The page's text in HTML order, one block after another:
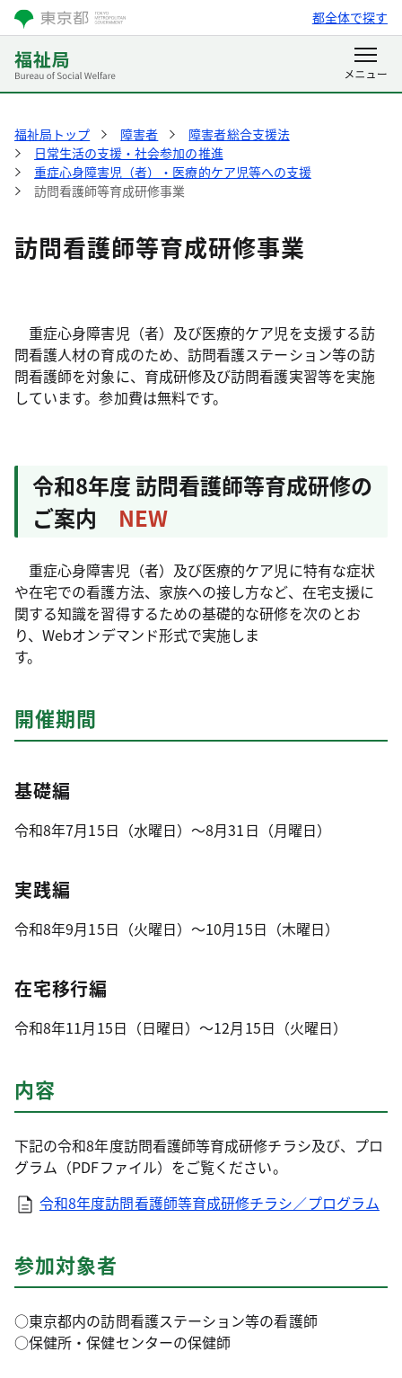
都全体で探す
福祉局トップ 障害者
障害者総合支援法
日常生活の支援・社会参加の推進
重症心身障害児（者）・医療的ケア児等への支援
訪問看護師等育成研修事業
訪問看護師等育成研修事業
重症心身障害児（者）及び医療的ケア児を支援する訪
問看護人材の育成のため、訪問看護ステーション等の訪
問看護師を対象に、育成研修及び訪問看護実習等を実施
しています。参加費は無料です。
令和8年度 訪問看護師等育成研修の
ご案内 NEW
重症心身障害児（者）及び医療的ケア児に特有な症状
や在宅での看護方法、家族への接し方など、在宅支援に
関する知識を習得するための基礎的な研修を次のとお
り、Webオンデマンド形式で実施しま
す。
開催期間
基礎編
令和8年7月15日（水曜日）～8月31日（月曜日）
実践編
令和8年9月15日（火曜日）～10月15日（木曜日）
在宅移行編
令和8年11月15日（日曜日）～12月15日（火曜日）
内容
下記の令和8年度訪問看護師等育成研修チラシ及び、プロ
グラム（PDFファイル）をご覧ください。
令和8年度訪問看護師等育成研修チラシ／プログラム
参加対象者
○東京都内の訪問看護ステーション等の看護師
○保健所・保健センターの保健師